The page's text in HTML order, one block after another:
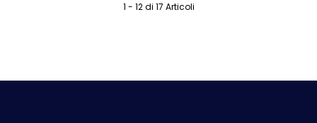
1 - 12 di 17 Articoli